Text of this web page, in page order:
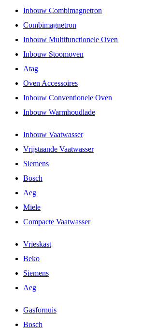
Inbouw Combimagnetron
Combimagnetron
Inbouw Multifunctionele Oven
Inbouw Stoomoven
Atag
Oven Accessoires
Inbouw Conventionele Oven
Inbouw Warmhoudlade
Inbouw Vaatwasser
Vrijstaande Vaatwasser
Siemens
Bosch
Aeg
Miele
Compacte Vaatwasser
Vrieskast
Beko
Siemens
Aeg
Gasfornuis
Bosch